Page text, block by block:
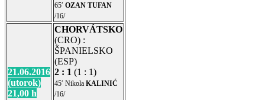
65′ OZAN TUFAN
/16/
21.06.2016
(utorok)
21,00 h
CHORVÁTSKO
(CRO) :
ŠPANIELSKO
(ESP)
2 : 1 (1 : 1)
45′ Nikola KALINIĆ
/16/